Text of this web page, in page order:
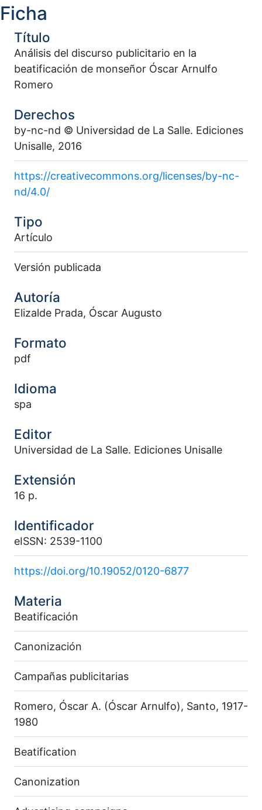
Ficha
Título
Análisis del discurso publicitario en la
beatificación de monseñor Óscar Arnulfo
Romero
Derechos
by-nc-nd © Universidad de La Salle. Ediciones
Unisalle, 2016
https://creativecommons.org/licenses/by-nc-
nd/4.0/
Tipo
Artículo
Versión publicada
Autoría
Elizalde Prada, Óscar Augusto
Formato
pdf
Idioma
spa
Editor
Universidad de La Salle. Ediciones Unisalle
Extensión
16 p.
Identificador
eISSN: 2539-1100
https://doi.org/10.19052/0120-6877
Materia
Beatificación
Canonización
Campañas publicitarias
Romero, Óscar A. (Óscar Arnulfo), Santo, 1917-
1980
Beatification
Canonization